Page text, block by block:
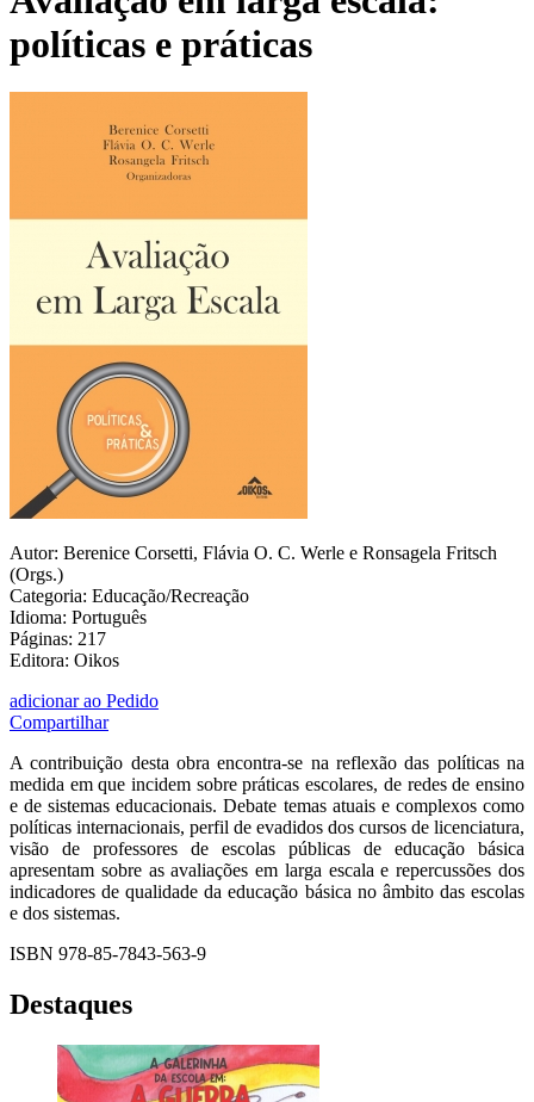
políticas e práticas
Autor: Berenice Corsetti, Flávia O. C. Werle e Ronsagela Fritsch
(Orgs.)
Categoria: Educação/Recreação
Idioma: Português
Páginas: 217
Editora: Oikos
adicionar ao Pedido
Compartilhar
A contribuição desta obra encontra-se na reflexão das políticas na
medida em que incidem sobre práticas escolares, de redes de ensino
e de sistemas educacionais. Debate temas atuais e complexos como
políticas internacionais, perfil de evadidos dos cursos de licenciatura,
visão de professores de escolas públicas de educação básica
apresentam sobre as avaliações em larga escala e repercussões dos
indicadores de qualidade da educação básica no âmbito das escolas
e dos sistemas.
ISBN 978-85-7843-563-9
Destaques